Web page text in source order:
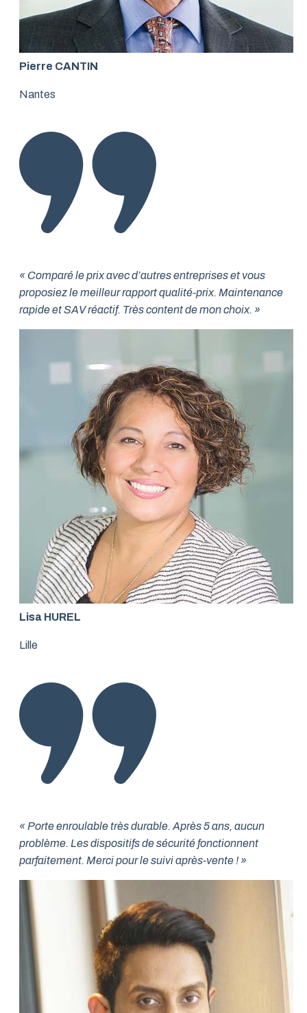
Pierre CANTIN
Nantes
« Comparé le prix avec d’autres entreprises et vous
proposiez le meilleur rapport qualité-prix. Maintenance
rapide et SAV réactif. Très content de mon choix. »
Lisa HUREL
Lille
« Porte enroulable très durable. Après 5 ans, aucun
problème. Les dispositifs de sécurité fonctionnent
parfaitement. Merci pour le suivi après-vente ! »